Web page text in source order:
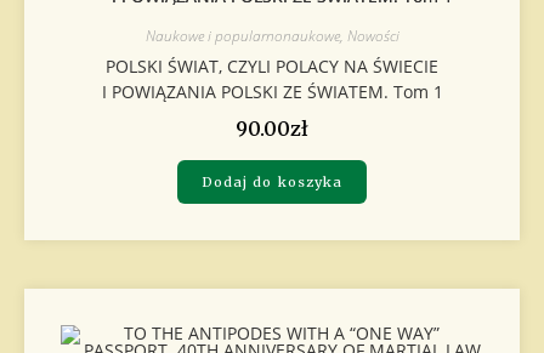
Naukowe i popularnonaukowe, Nowości
POLSKI ŚWIAT, CZYLI POLACY NA ŚWIECIE
I POWIĄZANIA POLSKI ZE ŚWIATEM. Tom 1
90.00zł
Dodaj do koszyka